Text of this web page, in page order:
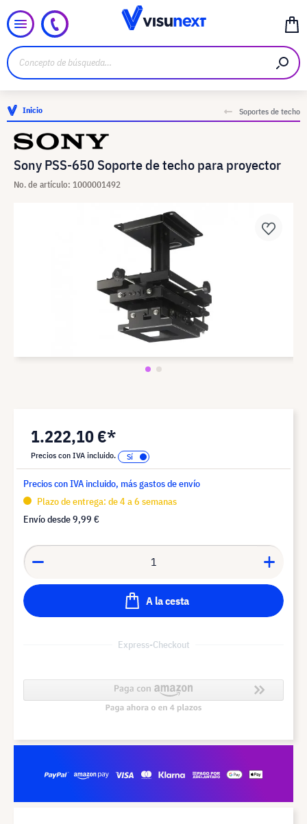
Inicio Soportes de techo
Sony PSS-650 Soporte de techo para proyector
No. de artículo: 1000001492
1.222,10 €*
Precios con IVA incluido.
Precios con IVA incluido, más gastos de envío
Plazo de entrega: de 4 a 6 semanas
Envío desde9,99 €
A la cesta
Express-Checkout